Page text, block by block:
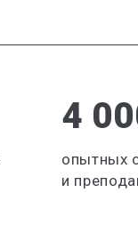
4
опытных
и